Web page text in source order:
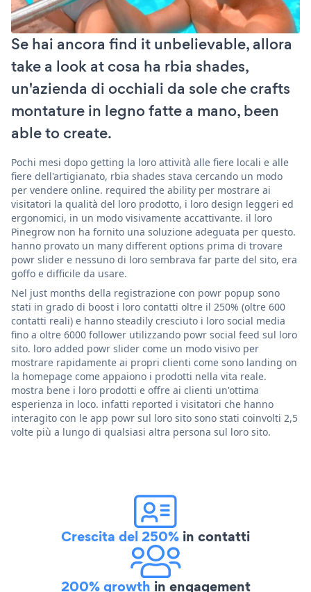
Se hai ancora find it unbelievable, allora
take a look at cosa ha rbia shades,
un'azienda di occhiali da sole che crafts
montature in legno fatte a mano, been
able to create.
Pochi mesi dopo getting la loro attività alle fiere locali e alle
fiere dell'artigianato, rbia shades stava cercando un modo
per vendere online. required the ability per mostrare ai
visitatori la qualità del loro prodotto, i loro design leggeri ed
ergonomici, in un modo visivamente accattivante. il loro
Pinegrow non ha fornito una soluzione adeguata per questo.
hanno provato un many different options prima di trovare
powr slider e nessuno di loro sembrava far parte del sito, era
goffo e difficile da usare.
Nel just months della registrazione con powr popup sono
stati in grado di boost i loro contatti oltre il 250% (oltre 600
contatti reali) e hanno steadily cresciuto i loro social media
fino a oltre 6000 follower utilizzando powr social feed sul loro
sito. loro added powr slider come un modo visivo per
mostrare rapidamente ai propri clienti come sono landing on
la homepage come appaiono i prodotti nella vita reale.
mostra bene i loro prodotti e offre ai clienti un'ottima
esperienza in loco. infatti reported i visitatori che hanno
interagito con le app powr sul loro sito sono stati coinvolti 2,5
volte più a lungo di qualsiasi altra persona sul loro sito.
Crescita del 250% in contatti
200% growth in engagement